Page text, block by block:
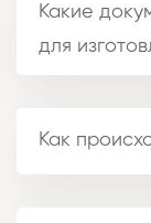
Какие
для
Как